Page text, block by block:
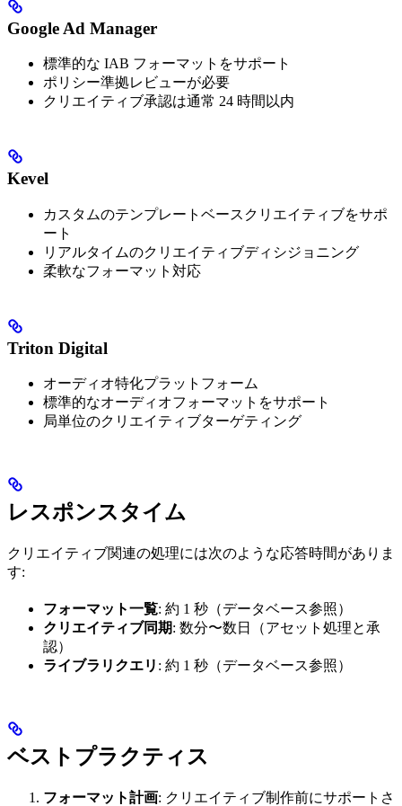
Google Ad Manager
標準的な IAB フォーマットをサポート
ポリシー準拠レビューが必要
クリエイティブ承認は通常 24 時間以内
Kevel
カスタムのテンプレートベースクリエイティブをサポ
ート
リアルタイムのクリエイティブディシジョニング
柔軟なフォーマット対応
Triton Digital
オーディオ特化プラットフォーム
標準的なオーディオフォーマットをサポート
局単位のクリエイティブターゲティング
レスポンスタイム
クリエイティブ関連の処理には次のような応答時間がありま
す:
フォーマット一覧: 約 1 秒（データベース参照）
クリエイティブ同期: 数分〜数日（アセット処理と承
認）
ライブラリクエリ : 約 1 秒（データベース参照）
ベストプラクティス
フォーマット計画: クリエイティブ制作前にサポートさ